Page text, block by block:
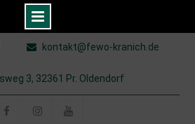
kontakt@fewo-kranich.de
3, 32361 Pr. Oldendorf